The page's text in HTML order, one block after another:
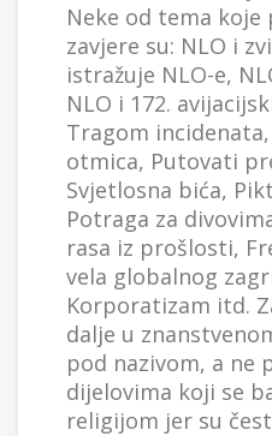
Neke od tema
zavjere su: NLO i
istražuje NLO-e,
NLO i 172.
Tragom
otmica, Putovati
Svjetlosna bića,
Potraga za
rasa iz prošlosti,
vela globalnog
Korporatizam itd.
dalje u
pod nazivom, a ne
dijelovima koji se
religijom jer su